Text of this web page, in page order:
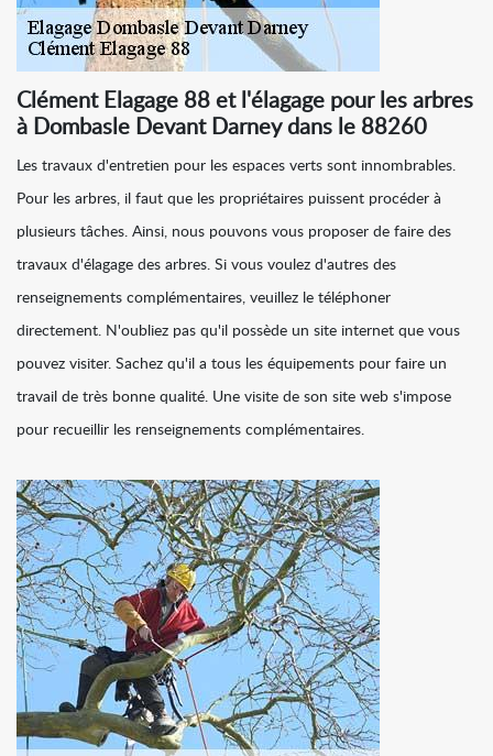
Clément Elagage 88 et l'élagage pour les arbres
à Dombasle Devant Darney dans le 88260
Les travaux d'entretien pour les espaces verts sont innombrables.
Pour les arbres, il faut que les propriétaires puissent procéder à
plusieurs tâches. Ainsi, nous pouvons vous proposer de faire des
travaux d'élagage des arbres. Si vous voulez d'autres des
renseignements complémentaires, veuillez le téléphoner
directement. N'oubliez pas qu'il possède un site internet que vous
pouvez visiter. Sachez qu'il a tous les équipements pour faire un
travail de très bonne qualité. Une visite de son site web s'impose
pour recueillir les renseignements complémentaires.